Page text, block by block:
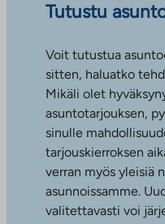
Tutustu
Voit tutustua
sitten, haluatko
Mikäli olet
asuntotarjouksen,
sinulle
tarjouskierroksen
verran myös yleisiä
asunnoissamme.
valitettavasti voi